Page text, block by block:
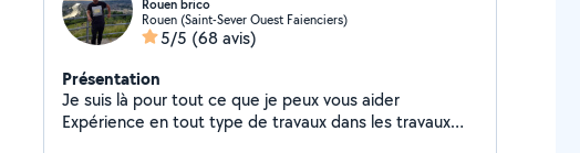
Rouen brico
Rouen (Saint-Sever Ouest Faienciers)
5/5 (68 avis)
Présentation
Je suis là pour tout ce que je peux vous aider
Expérience en tout type de travaux dans les travaux